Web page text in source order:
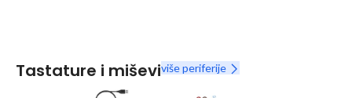
Tastature i miševiviše periferije